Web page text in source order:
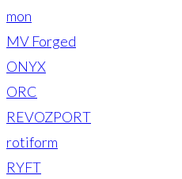
mon
MV Forged
ONYX
ORC
REVOZPORT
rotiform
RYFT